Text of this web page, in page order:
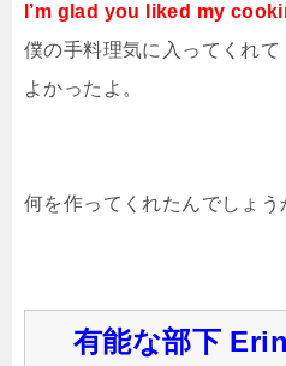
I’m glad you liked my
僕の手料理気に入ってくれて
よかったよ。
何を作ってくれたんでしょう
有能な部下